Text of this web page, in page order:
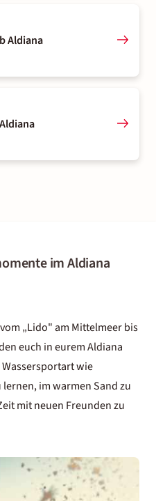
Aldiana
im Aldiana
„Lido" am Mittelmeer bis
euch in euremAldiana
wie
im warmen Sand zu
mit neuen Freunden zu